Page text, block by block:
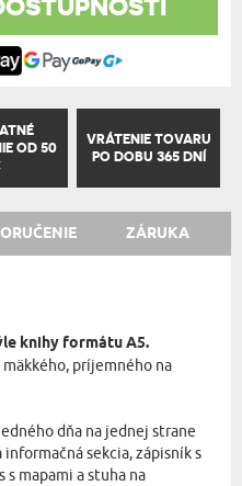
OD 50
VRÁTENIE TOVARU
PO DOBU 365 DNÍ
ZÁRUKA
knihy formátu A5.
príjemného na
dňa na jednej strane
sekcia, zápisník s
mapami a stuha na